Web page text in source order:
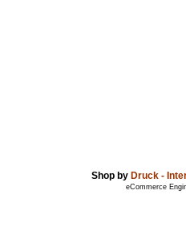
Shop by Druck -
eCommerce